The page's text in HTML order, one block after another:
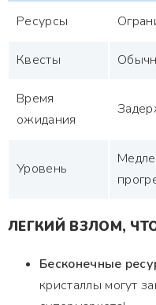
Ресурсы
Квесты
Время
ожидания
Уровень
ЛЕГКИЙ ВЗЛОМ,
Бесконечные
кристаллы могут